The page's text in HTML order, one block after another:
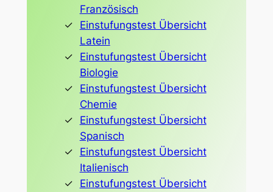
Französisch
Einstufungstest Übersicht
Latein
Einstufungstest Übersicht
Biologie
Einstufungstest Übersicht
Chemie
Einstufungstest Übersicht
Spanisch
Einstufungstest Übersicht
Italienisch
Einstufungstest Übersicht